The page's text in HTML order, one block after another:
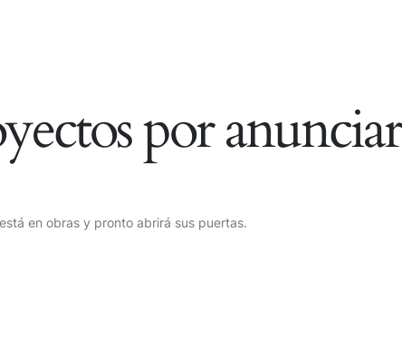
por anunciar
en obras y pronto abrirá sus puertas.